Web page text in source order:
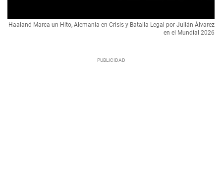
Haaland Marca un Hito, Alemania en Crisis y Batalla Legal por Julián Álvarez
en el Mundial 2026